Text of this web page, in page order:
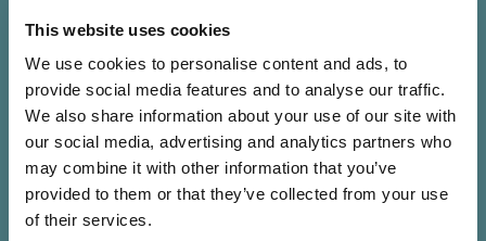
This website uses cookies
We use cookies to personalise content and ads, to
provide social media features and to analyse our traffic.
We also share information about your use of our site with
our social media, advertising and analytics partners who
may combine it with other information that you’ve
provided to them or that they’ve collected from your use
of their services.
Válassz helyszínt
Válassz időpontot